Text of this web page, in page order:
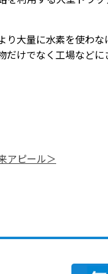
大量に水素を使わ
けでなく工場など
アピール＞